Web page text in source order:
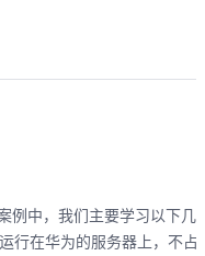
例中，我们主要学习以下几
行在华为的服务器上，不占